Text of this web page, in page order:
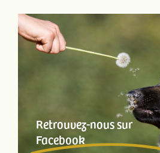
Retrouvez-nous sur
Facebook